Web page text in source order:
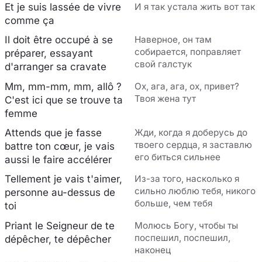
Et je suis lassée de vivre
comme ça
И я так устала жить вот так
Il doit être occupé à se
préparer, essayant
d'arranger sa cravate
Наверное, он там
собирается, поправляет
свой галстук
Mm, mm-mm, mm, allô ?
C'est ici que se trouve ta
femme
Ох, ага, ага, ох, привет?
Твоя жена тут
Attends que je fasse
battre ton cœur, je vais
aussi le faire accélérer
Жди, когда я доберусь до
твоего сердца, я заставлю
его биться сильнее
Tellement je vais t'aimer,
personne au-dessus de
toi
Из-за того, насколько я
сильно люблю тебя, никого
больше, чем тебя
Priant le Seigneur de te
dépêcher, te dépêcher
Молюсь Богу, чтобы ты
поспешил, поспешил,
наконец